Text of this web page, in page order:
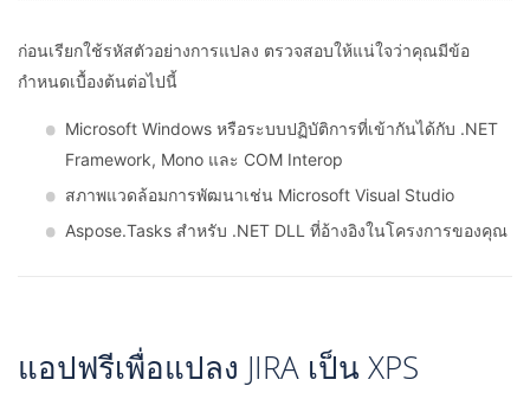
ก่อนเรียกใช้รหัสตัวอย่างการแปลง ตรวจสอบให้แน่ใจว่าคุณมีข้อ
กำหนดเบื้องต้นต่อไปนี้
Microsoft Windows หรือระบบปฏิบัติการที่เข้ากันได้กับ .NET
Framework, Mono และ COM Interop
สภาพแวดล้อมการพัฒนาเช่น Microsoft Visual Studio
Aspose.Tasks สำหรับ .NET DLL ที่อ้างอิงในโครงการของคุณ
แอปฟรีเพื่อแปลง JIRA เป็น XPS